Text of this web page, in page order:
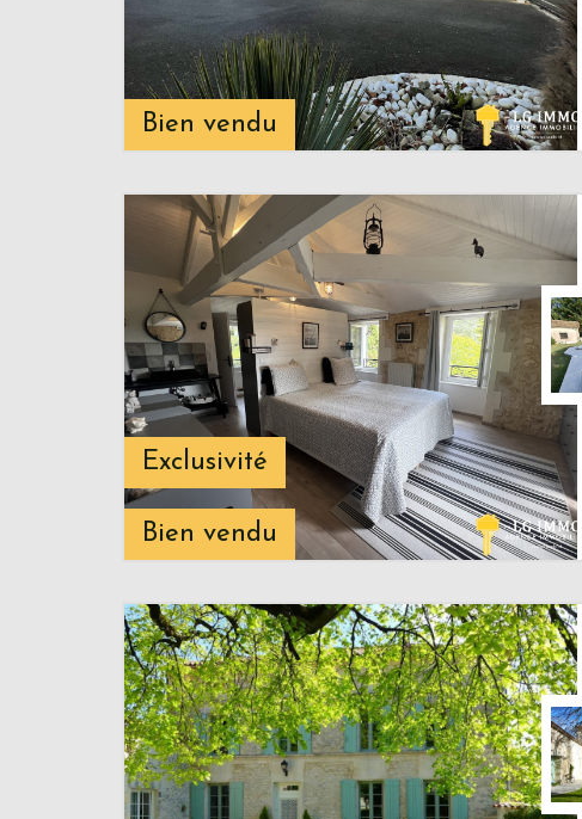
Bien vendu
Bien vendu
Exclusivité